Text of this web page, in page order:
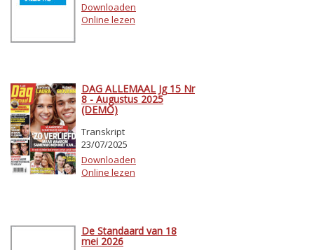
Downloaden
Online lezen
DAG ALLEMAAL Jg 15 Nr
8 - Augustus 2025
(DEMO)
Transkript
23/07/2025
Downloaden
Online lezen
De Standaard van 18
mei 2026